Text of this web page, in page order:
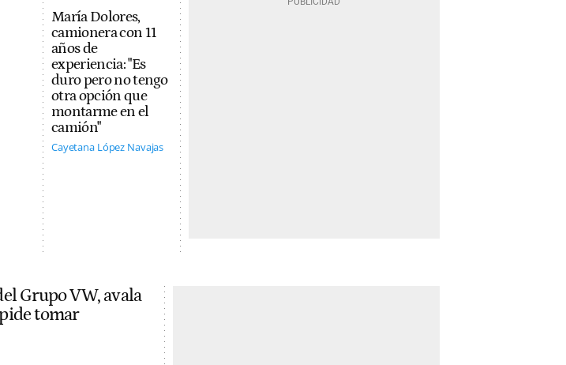
María Dolores,
camionera con 11
años de
experiencia: "Es
duro pero no tengo
otra opción que
montarme en el
camión"
Cayetana López Navajas
Grupo VW, avala
tomar